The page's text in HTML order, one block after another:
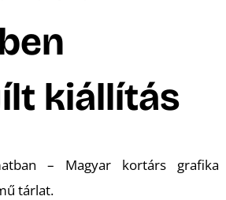
kiállítás
– Magyar kortárs grafika
tárlat.